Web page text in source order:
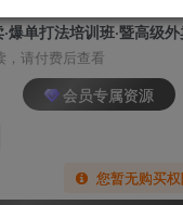
，请付费后查看
会员专属资源
您暂无购买